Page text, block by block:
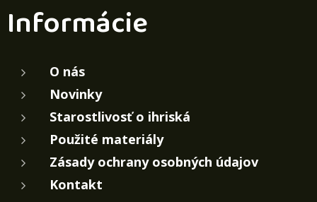
Informácie
O nás
Novinky
Starostlivosť o ihriská
Použité materiály
Zásady ochrany osobných údajov
Kontakt